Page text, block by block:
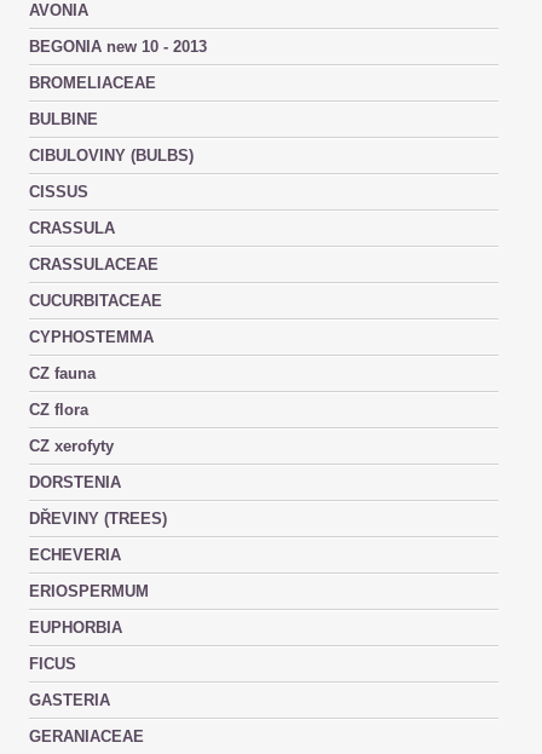
AVONIA
BEGONIA new 10 - 2013
BROMELIACEAE
BULBINE
CIBULOVINY (BULBS)
CISSUS
CRASSULA
CRASSULACEAE
CUCURBITACEAE
CYPHOSTEMMA
CZ fauna
CZ flora
CZ xerofyty
DORSTENIA
DŘEVINY (TREES)
ECHEVERIA
ERIOSPERMUM
EUPHORBIA
FICUS
GASTERIA
GERANIACEAE